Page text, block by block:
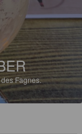
Fagnes.